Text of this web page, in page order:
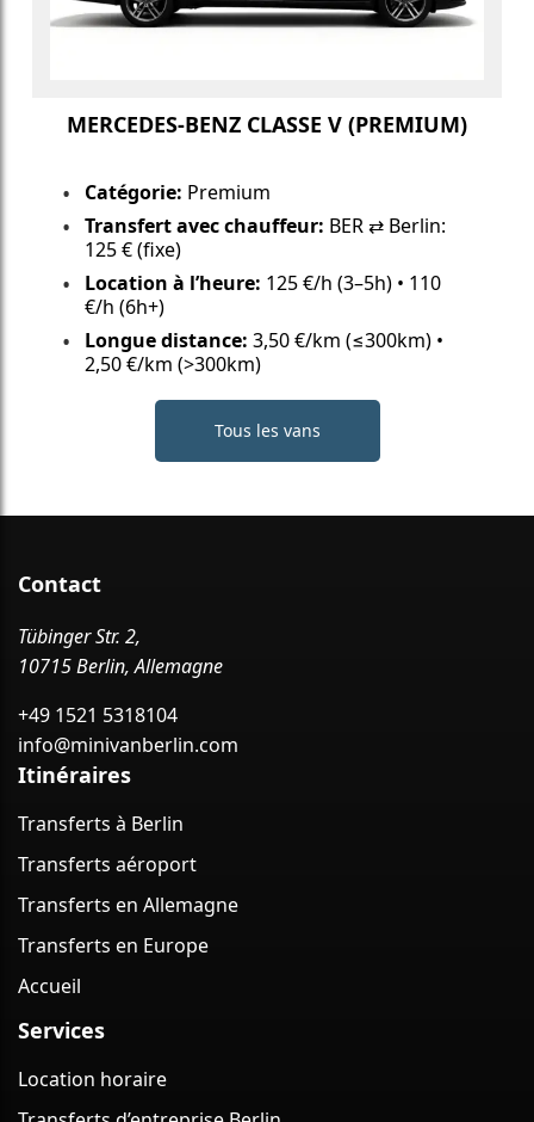
MERCEDES-BENZ CLASSE V (PREMIUM)
Catégorie: Premium
Transfert avec chauffeur: BER ⇄ Berlin:
125 € (fixe)
Location à l’heure: 125 €/h (3–5h) • 110
€/h (6h+)
Longue distance: 3,50 €/km (≤300km) •
2,50 €/km (>300km)
Tous les vans
Contact
Tübinger Str. 2,
10715 Berlin, Allemagne
+49 1521 5318104
info@minivanberlin.com
Itinéraires
Transferts à Berlin
Transferts aéroport
Transferts en Allemagne
Transferts en Europe
Accueil
Services
Location horaire